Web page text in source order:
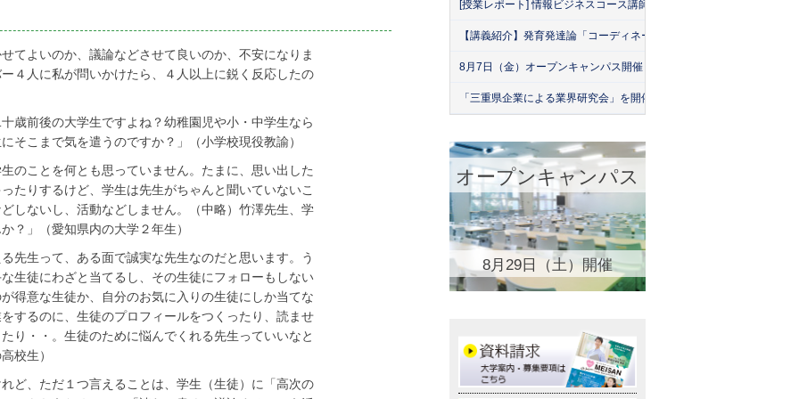
てよいのか、議論などさせて良いのか、不安になりま
４人に私が問いかけたら、４人以上に鋭く反応したの
歳前後の大学生ですよね？幼稚園児や小・中学生なら
そこまで気を遣うのですか？」（小学校現役教諭）
のことを何とも思っていません。たまに、思い出した
たりするけど、学生は先生がちゃんと聞いていないこ
しないし、活動などしません。（中略）竹澤先生、学
？」（愛知県内の大学２年生）
先生って、ある面で誠実な先生なのだと思います。う
生徒にわざと当てるし、その生徒にフォローもしない
得意な生徒か、自分のお気に入りの生徒にしか当てな
するのに、生徒のプロフィールをつくったり、読ませ
り・・。生徒のために悩んでくれる先生っていいなと
校生）
ど、ただ１つ言えることは、学生（生徒）に「高次の
[授業レポート] 情報ビジネスコース講師による「名古屋産業大学・
【講義紹介】発育発達論「コーディネーション運動の実際」
8月7日（金）オープンキャンパス開催！
「三重県企業による業界研究会」を開催！（26年7月）
オープンキャンパス
8月29日（土）開催